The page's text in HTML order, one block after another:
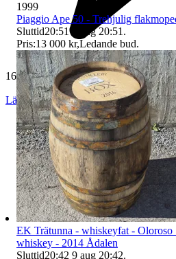
165 053 omdömen
Läs omdömen Följ
1999
Piaggio Ape 50 - Trehjulig
Sluttid20:51 9 aug 20:51 .
Pris:13 000 kr,Ledande bud.
EK Trätunna - whiskeyfat -
whiskey - 2014 Ådalen
Sluttid20:42 9 aug 20:42.